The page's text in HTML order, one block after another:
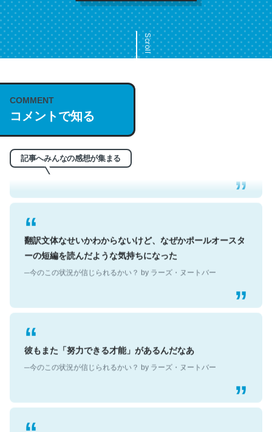
Scroll
COMMENT
コメントで知る
記事へみんなの感想が集まる
これは名文。彼はとてもクレバーなんだろうなと凄く思
う。英語少しでも読める人は原文もお勧め。自分はこの流
─今のこの状況が信じられるかい？ by ラーズ・ヌートバー
翻訳文体なせいかわからないけど、なぜかポールオースタ
ーの短編を読んだような気持ちになった
─今のこの状況が信じられるかい？ by ラーズ・ヌートバー
彼もまた「努力できる才能」があるんだなあ
─今のこの状況が信じられるかい？ by ラーズ・ヌートバー